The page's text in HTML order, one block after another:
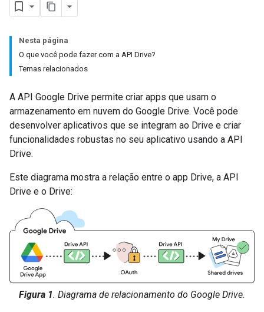
Nesta página
O que você pode fazer com a API Drive?
Temas relacionados
A API Google Drive permite criar apps que usam o
armazenamento em nuvem do Google Drive. Você pode
desenvolver aplicativos que se integram ao Drive e criar
funcionalidades robustas no seu aplicativo usando a API
Drive.
Este diagrama mostra a relação entre o app Drive, a API
Drive e o Drive:
Figura 1. Diagrama de relacionamento do Google Drive.